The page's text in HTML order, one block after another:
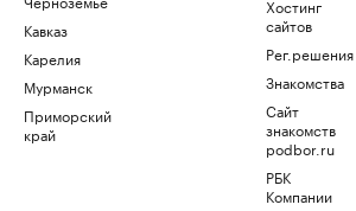
Кавказ
Карелия
Мурманск
Приморский
край
Хостинг
сайтов
Рег.решения
Знакомства
Сайт
знакомств
podbor.ru
РБК
Компании